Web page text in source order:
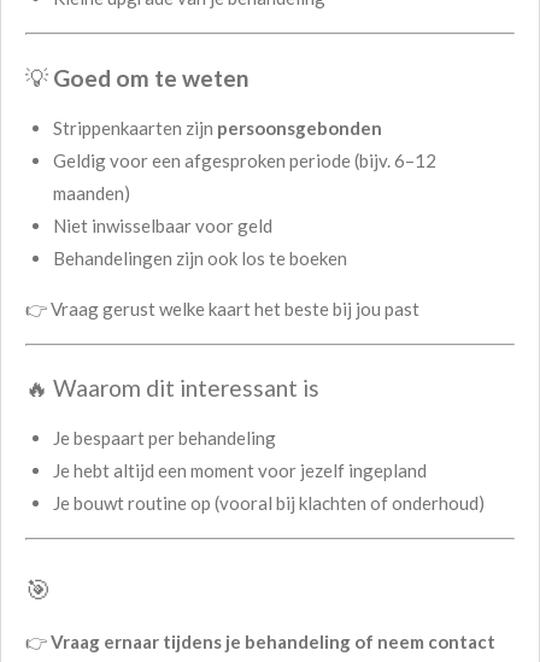
💡 Goed om te weten
Strippenkaarten zijn persoonsgebonden
Geldig voor een afgesproken periode (bijv. 6–12
maanden)
Niet inwisselbaar voor geld
Behandelingen zijn ook los te boeken
👉 Vraag gerust welke kaart het beste bij jou past
🔥 Waarom dit interessant is
Je bespaart per behandeling
Je hebt altijd een moment voor jezelf ingepland
Je bouwt routine op (vooral bij klachten of onderhoud)
🎯
👉Vraag ernaar tijdens je behandeling of neem contact